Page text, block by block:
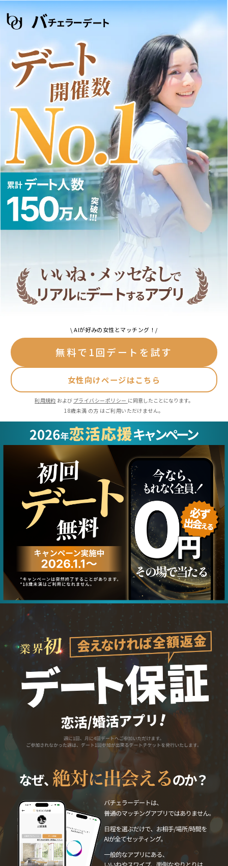
\ AIが好みの女性とマッチング！/
無料で1回デートを試す
女性向けページはこちら
利用規約 および プライバシーポリシー に同意したことになります。
18歳未満 の方 はご利用いただけません。